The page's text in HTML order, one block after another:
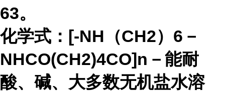
63。
化学式：[-NH（CH2）6－
NHCO(CH2)4CO]n－能耐
酸、碱、大多数无机盐水溶